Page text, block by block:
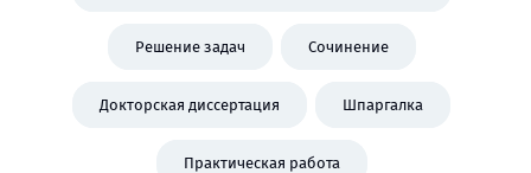
Решение задач Сочинение
Докторская диссертация Шпаргалка
Практическая работа